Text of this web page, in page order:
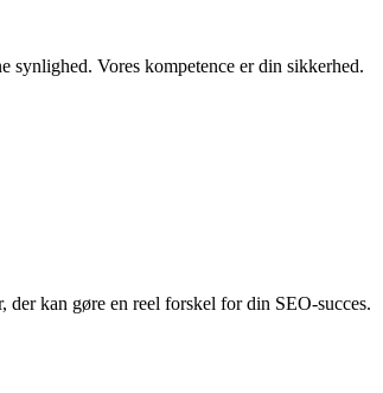
Vores kompetence er din sikkerhed.
kan gøre en reel forskel for din SEO-succes.